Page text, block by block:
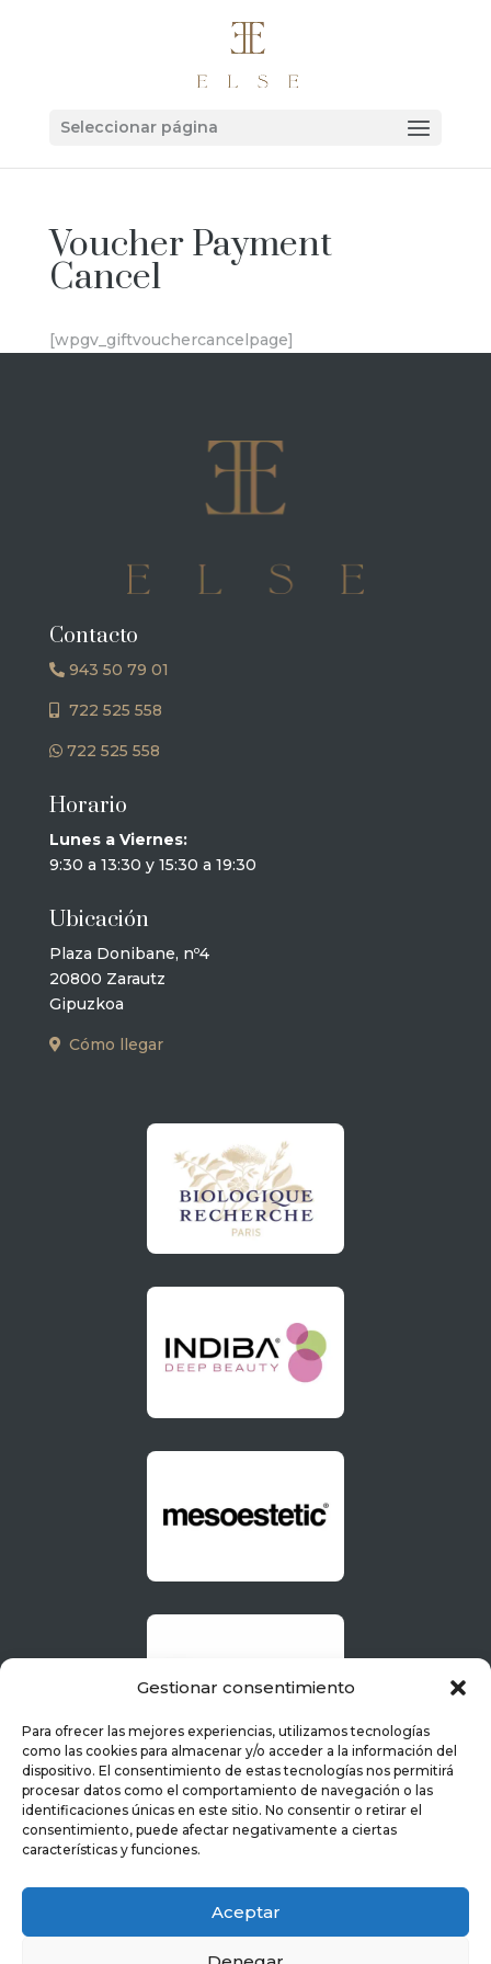
Gestionar consentimiento
Para ofrecer las mejores experiencias, utilizamos tecnologías
como las cookies para almacenar y/o acceder a la información del
dispositivo. El consentimiento de estas tecnologías nos permitirá
procesar datos como el comportamiento de navegación o las
identificaciones únicas en este sitio. No consentir o retirar el
consentimiento, puede afectar negativamente a ciertas
características y funciones.
Aceptar
Seleccionar página
Voucher Payment
Cancel
[wpgv_giftvouchercancelpage]
Contacto
943 50 79 01
722 525 558
722 525 558
Horario
Lunes a Viernes:
9:30 a 13:30 y 15:30 a 19:30
Ubicación
Plaza Donibane, nº4
20800 Zarautz
Gipuzkoa
Cómo llegar